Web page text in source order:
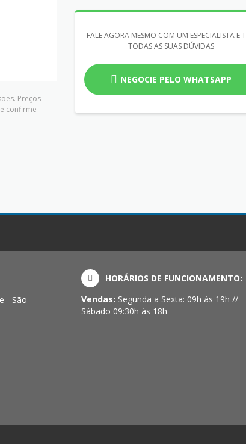
Preços
confirme
FALE AGORA MESMO COM UM ESPECIALISTA E
TODAS AS SUAS DÚVIDAS
NEGOCIE PELO WHATSAPP
- São
HORÁRIOS DE FUNCIONAMENTO:
Vendas: Segunda a Sexta: 09h às 19h //
Sábado 09:30h às 18h